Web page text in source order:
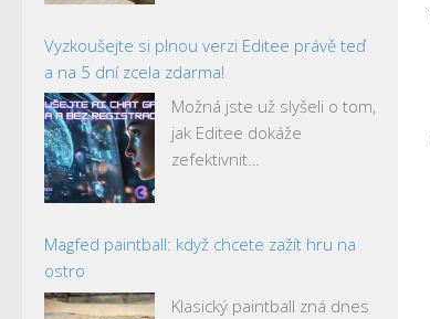
Vyzkoušejte si plnou verzi Editee právě teď
a na 5 dní zcela zdarma!
Možná jste už slyšeli o tom,
jak Editee dokáže
zefektivnit…
Magfed paintball: když chcete zažít hru na
ostro
Klasický paintball zná dnes